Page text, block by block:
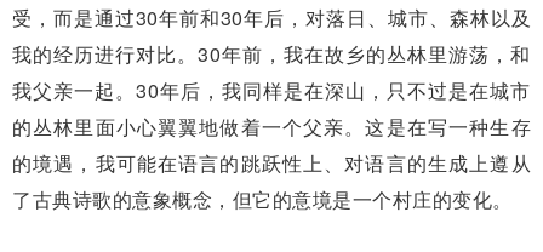
受，而是通过30年前和30年后，对落日、城市、森林以及
我的经历进行对比。30年前，我在故乡的丛林里游荡，和
我父亲一起。30年后，我同样是在深山，只不过是在城市
的丛林里面小心翼翼地做着一个父亲。这是在写一种生存
的境遇，我可能在语言的跳跃性上、对语言的生成上遵从
了古典诗歌的意象概念，但它的意境是一个村庄的变化。